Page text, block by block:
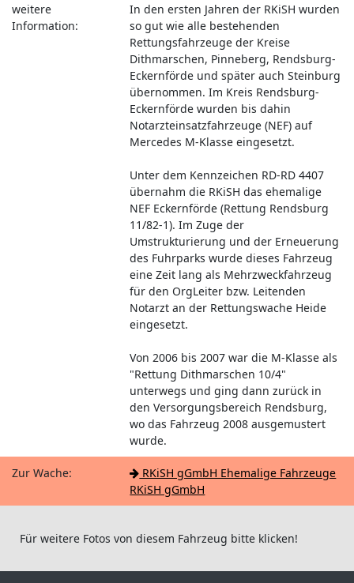
weitere
Information:
In den ersten Jahren der RKiSH wurden
so gut wie alle bestehenden
Rettungsfahrzeuge der Kreise
Dithmarschen, Pinneberg, Rendsburg-
Eckernförde und später auch Steinburg
übernommen. Im Kreis Rendsburg-
Eckernförde wurden bis dahin
Notarzteinsatzfahrzeuge (NEF) auf
Mercedes M-Klasse eingesetzt.
Unter dem Kennzeichen RD-RD 4407
übernahm die RKiSH das ehemalige
NEF Eckernförde (Rettung Rendsburg
11/82-1). Im Zuge der
Umstrukturierung und der Erneuerung
des Fuhrparks wurde dieses Fahrzeug
eine Zeit lang als Mehrzweckfahrzeug
für den OrgLeiter bzw. Leitenden
Notarzt an der Rettungswache Heide
eingesetzt.
Von 2006 bis 2007 war die M-Klasse als
"Rettung Dithmarschen 10/4"
unterwegs und ging dann zurück in
den Versorgungsbereich Rendsburg,
wo das Fahrzeug 2008 ausgemustert
wurde.
Zur Wache:
RKiSH gGmbH Ehemalige Fahrzeuge
RKiSH gGmbH
Für weitere Fotos von diesem Fahrzeug bitte klicken!